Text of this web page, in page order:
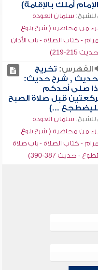
أملك بالإقامة)
للشيخ: سلمان العودة
من محاضرة ( شرح بلوغ
- كتاب الصلاة - باب الأذان
215-219)
الفهرس: تخريج
, شرح حديث:
صلى أحدكم
قبل صلاة الصبح
...)
للشيخ: سلمان العودة
من محاضرة ( شرح بلوغ
- كتاب الصلاة - باب صلاة
- حديث 387-390)